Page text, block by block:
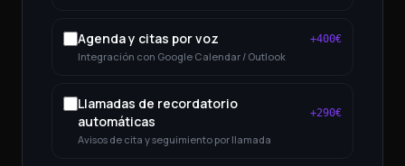
Agenda y citas por voz +400€
Integración con Google Calendar / Outlook
Llamadas de recordatorio
automáticas
+290€
Avisos de cita y seguimiento por llamada